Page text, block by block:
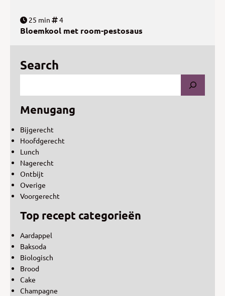
25 min 4
Bloemkool met room-pestosaus
Search
Menugang
Bijgerecht
Hoofdgerecht
Lunch
Nagerecht
Ontbijt
Overige
Voorgerecht
Top recept categorieën
Aardappel
Baksoda
Biologisch
Brood
Cake
Champagne